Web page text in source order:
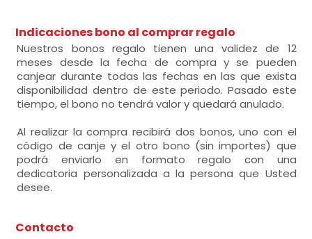
Indicaciones bono al comprar regalo
Nuestros bonos regalo tienen una validez de 12
meses desde la fecha de compra y se pueden
canjear durante todas las fechas en las que exista
disponibilidad dentro de este periodo. Pasado este
tiempo, el bono no tendrá valor y quedará anulado.
Al realizar la compra recibirá dos bonos, uno con el
código de canje y el otro bono (sin importes) que
podrá enviarlo en formato regalo con una
dedicatoria personalizada a la persona que Usted
desee.
Contacto